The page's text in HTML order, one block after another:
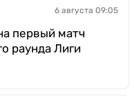
6 августа 09:05
первый матч
раунда Лиги